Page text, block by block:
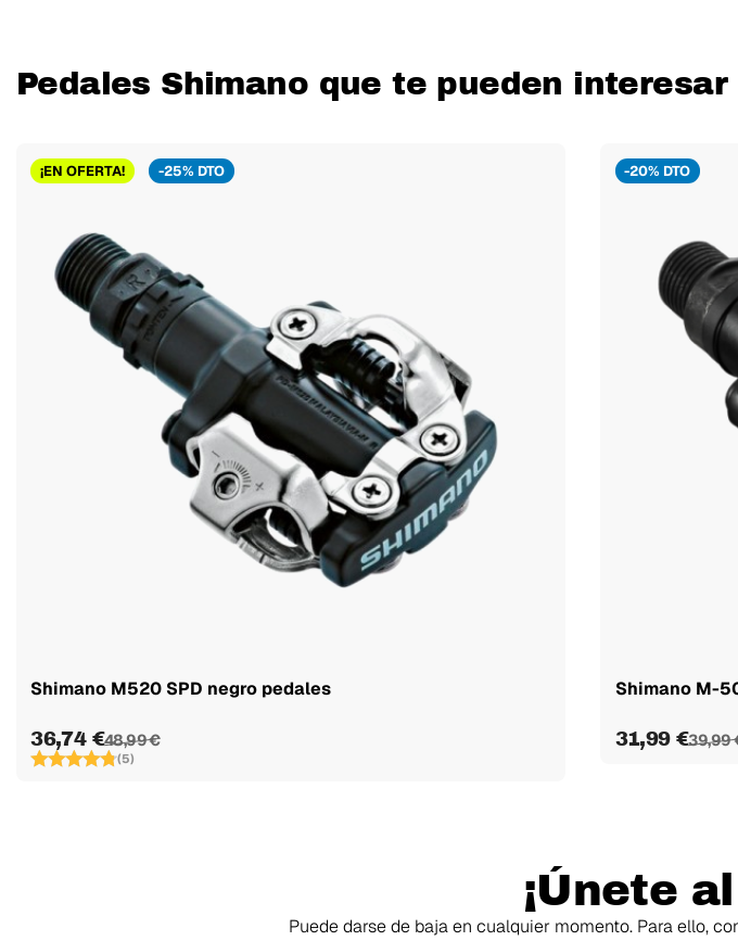
Pedales Shimano que te pueden interesar
¡EN OFERTA! -25% DTO
Shimano M520 SPD negro pedales
36,74 €48,99 €
(5)
-20% DTO
Shimano M-
31,99 €39,99
¡Únete
Puede darse de baja en cualquier momento. Para ello,